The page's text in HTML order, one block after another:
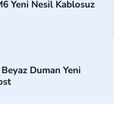
Yeni Nesil Kablosuz
Duman Yeni